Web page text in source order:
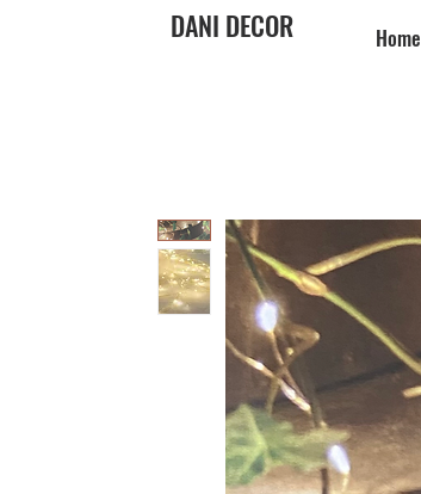
DANI DECOR Home